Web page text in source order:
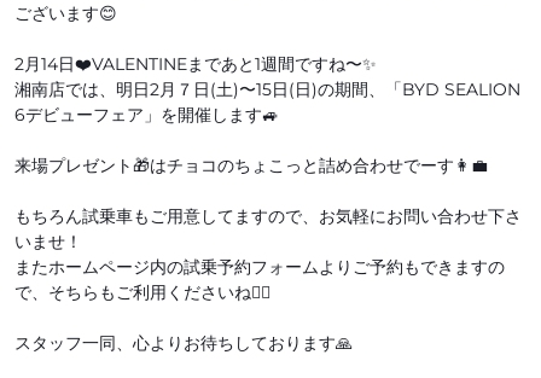
ございます😊
2月14日❤️VALENTINEまであと1週間ですね〜✨
湘南店では、明日2月７日(土)〜15日(日)の期間、「BYD SEALION
6デビューフェア」を開催します🚙
来場プレゼント🎁はチョコのちょこっと詰め合わせでーす👩‍💼
もちろん試乗車もご用意してますので、お気軽にお問い合わせ下さ
いませ！
またホームページ内の試乗予約フォームよりご予約もできますの
で、そちらもご利用くださいね🙇‍♀️
スタッフ一同、心よりお待ちしております🙏